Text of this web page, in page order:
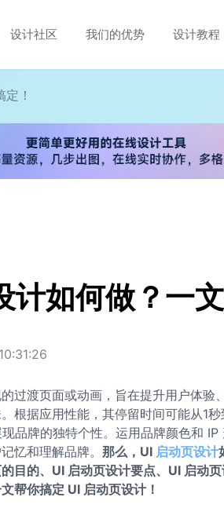
设计社区 我们的优势 设计教程
！
计如何做？一文
过渡页面或动画，旨在提升用户体验
根据应用性能，其停留时间可能从1
品牌的独特个性。运用品牌颜色和 IP
忆和理解品牌。 那么，UI 启动页设计
目的、UI 启动页设计要点、UI 启动
帮你搞定 UI 启动页设计！